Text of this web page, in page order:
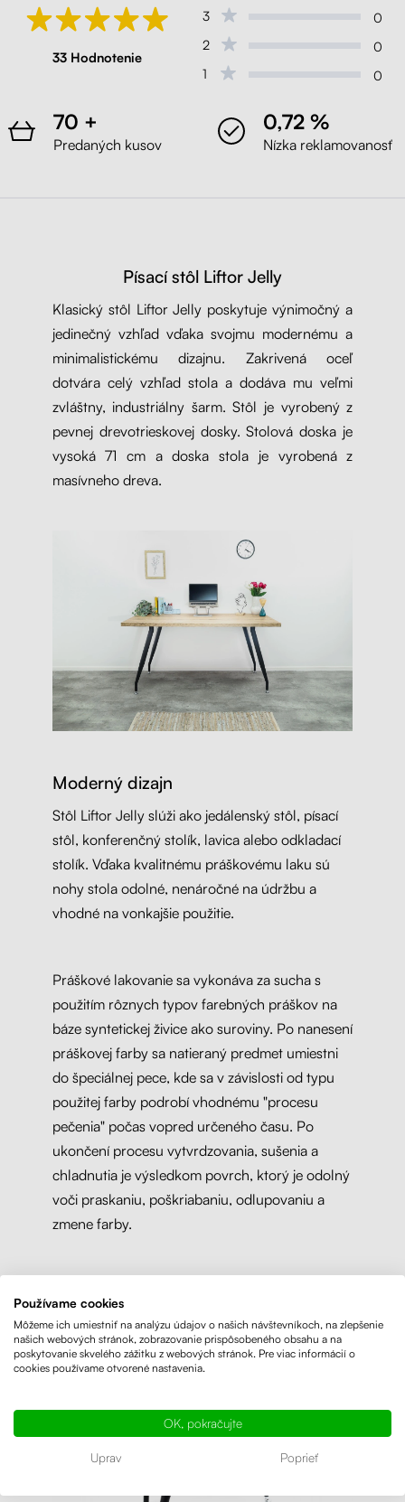
33 Hodnotenie
3
0
2
0
1
0
70 +
Predaných kusov
0,72 %
Nízka reklamovanosť
Písací stôl Liftor Jelly
Klasický stôl Liftor Jelly poskytuje výnimočný a
jedinečný vzhľad vďaka svojmu modernému a
minimalistickému dizajnu. Zakrivená oceľ
dotvára celý vzhľad stola a dodáva mu veľmi
zvláštny, industriálny šarm. Stôl je vyrobený z
pevnej drevotrieskovej dosky. Stolová doska je
vysoká 71 cm a doska stola je vyrobená z
masívneho dreva.
Moderný dizajn
Stôl Liftor Jelly slúži ako jedálenský stôl, písací
stôl, konferenčný stolík, lavica alebo odkladací
stolík. Vďaka kvalitnému práškovému laku sú
nohy stola odolné, nenáročné na údržbu a
vhodné na vonkajšie použitie.
Práškové lakovanie sa vykonáva za sucha s
použitím rôznych typov farebných práškov na
báze syntetickej živice ako suroviny. Po nanesení
práškovej farby sa natieraný predmet umiestni
do špeciálnej pece, kde sa v závislosti od typu
použitej farby podrobí vhodnému "procesu
pečenia" počas vopred určeného času. Po
ukončení procesu vytvrdzovania, sušenia a
chladnutia je výsledkom povrch, ktorý je odolný
voči praskaniu, poškriabaniu, odlupovaniu a
zmene farby.
Používame cookies
Môžeme ich umiestniť na analýzu údajov o našich návštevníkoch, na zlepšenie
našich webových stránok, zobrazovanie prispôsobeného obsahu a na
poskytovanie skvelého zážitku z webových stránok. Pre viac informácií o
cookies používame otvorené nastavenia.
OK, pokračujte
Uprav Poprieť